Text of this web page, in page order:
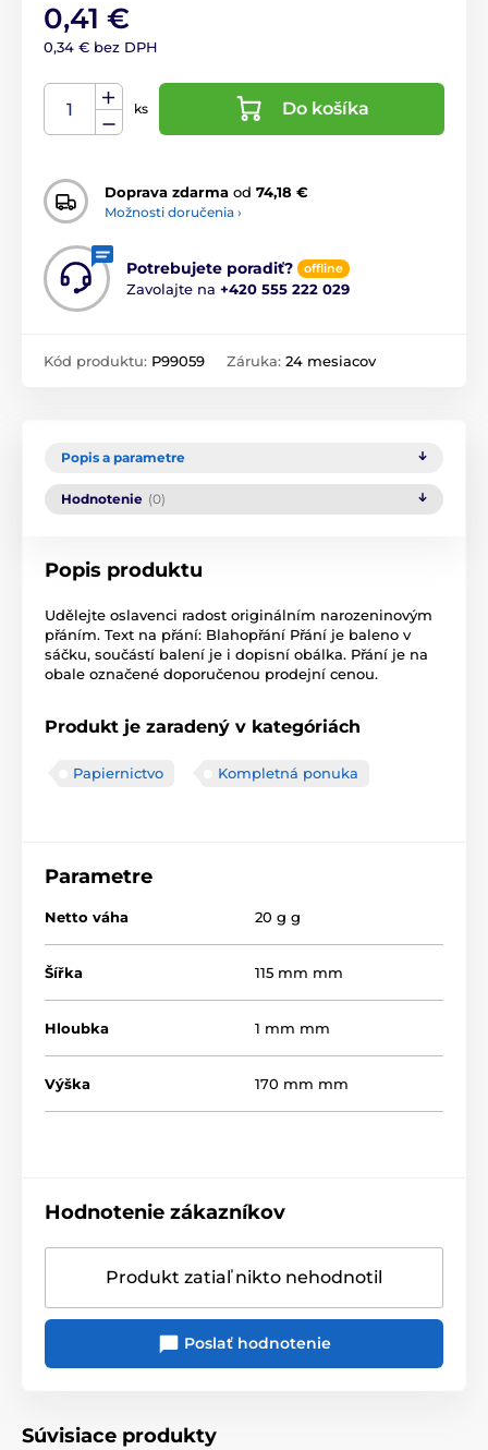
0,41 €
0,34 € bez DPH
ks Do košíka
Doprava zdarma od 74,18 €
Možnosti doručenia ›
Potrebujete poradiť? offline
Zavolajte na +420 555 222 029
Kód produktu: P99059 Záruka: 24 mesiacov
Popis a parametre
Hodnotenie (0)
Popis produktu
Udělejte oslavenci radost originálním narozeninovým
přáním. Text na přání: Blahopřání Přání je baleno v
sáčku, součástí balení je i dopisní obálka. Přání je na
obale označené doporučenou prodejní cenou.
Produkt je zaradený v kategóriách
Papiernictvo Kompletná ponuka
Parametre
Netto váha 20 g g
Šířka 115 mm mm
Hloubka 1 mm mm
Výška 170 mm mm
Hodnotenie zákazníkov
Produkt zatiaľ nikto nehodnotil
Poslať hodnotenie
Súvisiace produkty